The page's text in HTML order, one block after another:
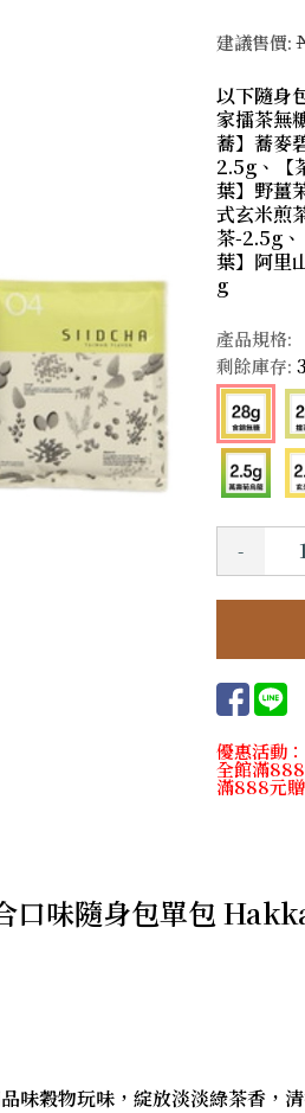
建議售價:
以下隨身
家擂茶無
蕎】蕎麥
2.5g、【
葉】野薑
式玄米煎
茶-2.5g
葉】阿里
g
產品規格:
剩餘庫存:
-
優惠活動：
全館滿888
滿888元
口味隨身包單包
味穀物玩味，綻放淡淡綠茶香，